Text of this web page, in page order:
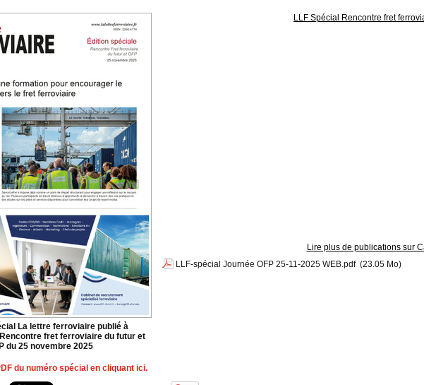
La lettre ferroviaire publié à
fret ferroviaire du futur et
du 25 novembre 2025
LLF Spécial Rencontre fret
Lire plus de publications sur
LLF-spécial Journée OFP 25-11-2025 WEB.pdf (23.05 Mo)
du numéro spécial en cliquant ici.